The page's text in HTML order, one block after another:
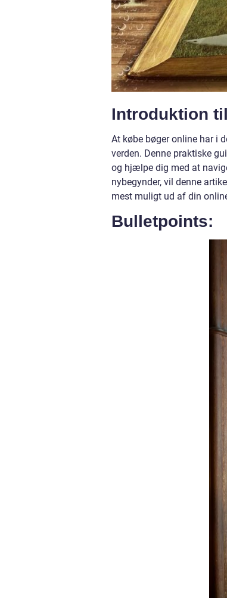
Introduktion
At købe bøger online har i
verden. Denne praktiske
og hjælpe dig med at
nybegynder, vil denne
mest muligt ud af din
Bulletpoints: